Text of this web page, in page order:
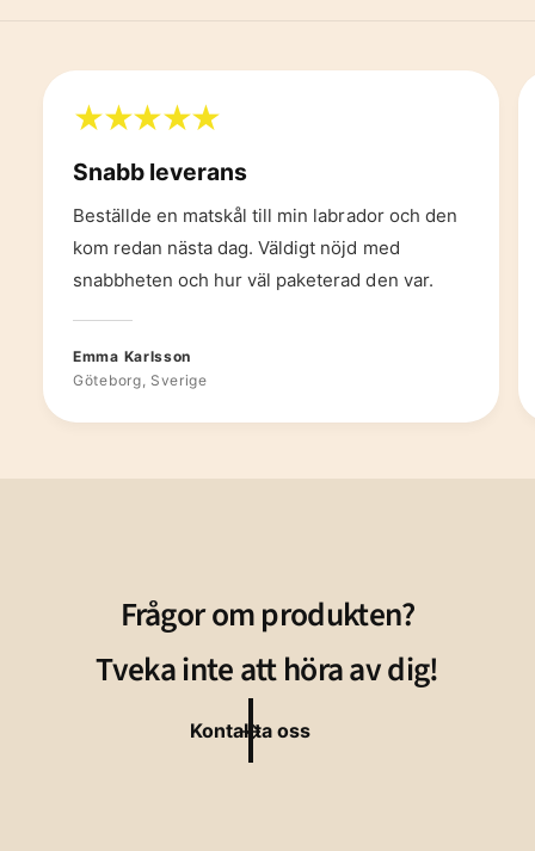
Snabb leverans
Beställde en matskål till min labrador och den
kom redan nästa dag. Väldigt nöjd med
snabbheten och hur väl paketerad den var.
Emma Karlsson
Göteborg, Sverige
Frågor om produkten?
Tveka inte att höra av dig!
Kontakta oss